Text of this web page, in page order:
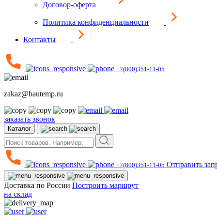
Договор-оферта
Политика конфиденциальности
Контакты
+7(800)351-11-05
zakaz@bautemp.ru
заказать звонок
Каталог
+7(800)351-11-05 Отправить
Доставка по России Построить маршрут
на склад